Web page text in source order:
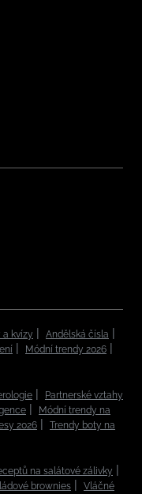
a kvízy
Andělská čísla
Módní trendy 2026
Partnerské vztahy
Módní trendy na
2026
Trendy boty na
na salátové zálivky
brownies
Vláčné